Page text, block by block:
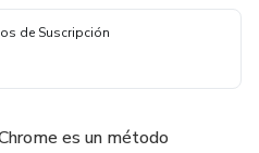
de Suscripción
es un método